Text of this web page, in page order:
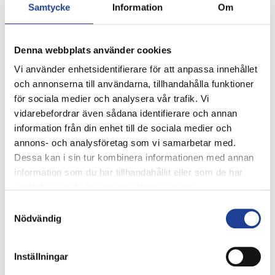
Samtycke Information Om
Denna webbplats använder cookies
Vi använder enhetsidentifierare för att anpassa innehållet
och annonserna till användarna, tillhandahålla funktioner
för sociala medier och analysera vår trafik. Vi
vidarebefordrar även sådana identifierare och annan
information från din enhet till de sociala medier och
annons- och analysföretag som vi samarbetar med.
Dessa kan i sin tur kombinera informationen med annan
information som du har tillhandahållit eller som de har
Nödvändig
Inställningar
Klartecken att byggstarta 500 bostäder i Rosengård
och Norra Sorgenfri i Malmö efter att detaljplanerna
och 65 lägenheter i Sege Park i Malmö.
Styrelsen beslutar om uppdaterade finansiella mål och
hållbarhetsmål avseende 2022-2024.
Styrelsen föreslår inför
årsstämman:
Utdelning om 2,00 kronor per aktie (1,80), vilket
Att genomföra en aktiesplit med villkor om 4:1.
” 2021 var det hittills mest lönsamma året i Trianons
historia där vi uppvisar fortsatt stark tillväxt med hög